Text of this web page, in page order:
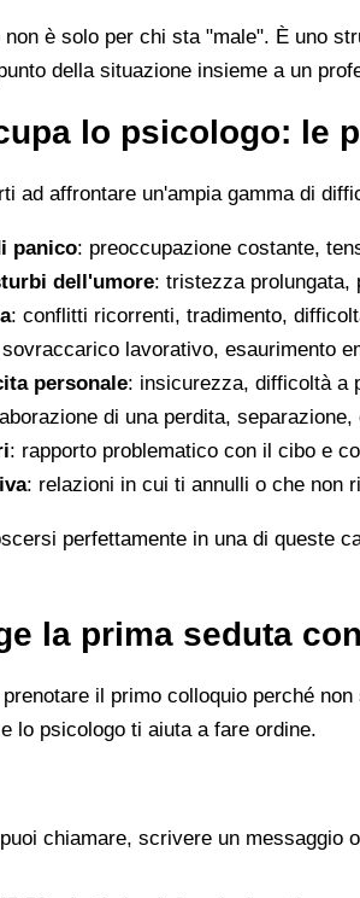
è solo per chi sta "male". È uno
della situazione insieme a un
lo psicologo: le
ad affrontare un'ampia gamma di
panico: preoccupazione costante,
dell'umore: tristezza prolungata,
: conflitti ricorrenti, tradimento,
lavorativo, esaurimento
personale: insicurezza, difficoltà a
di una perdita,
: rapporto problematico con il cibo e
: relazioni in cui ti annulli o che non
perfettamente in una di queste
la prima seduta
il primo colloquio perché
lo psicologo ti aiuta a fare ordine.
chiamare, scrivere un messaggio